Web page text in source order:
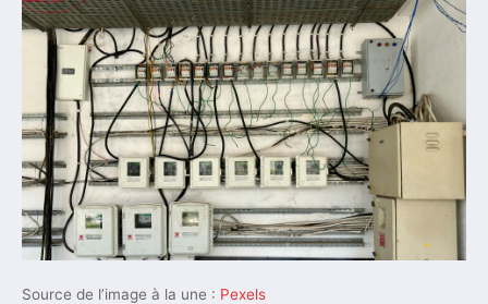
Source de l’image à la une : Pexels